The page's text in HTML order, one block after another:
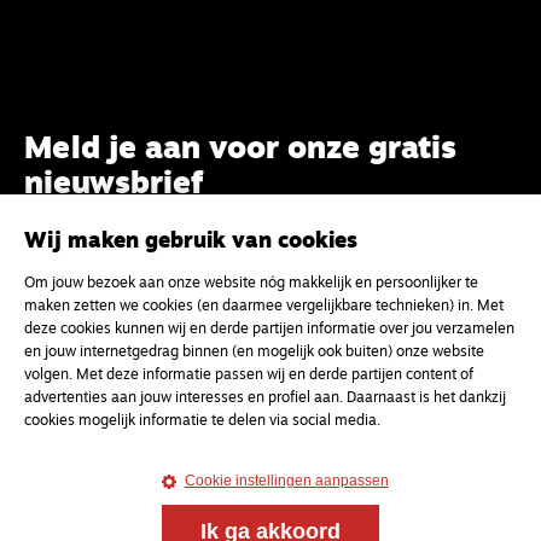
Meld je aan voor onze gratis
nieuwsbrief
uw e-mailadres
Wij maken gebruik van cookies
Om jouw bezoek aan onze website nóg makkelijk en persoonlijker te
maken zetten we cookies (en daarmee vergelijkbare technieken) in. Met
deze cookies kunnen wij en derde partijen informatie over jou verzamelen
en jouw internetgedrag binnen (en mogelijk ook buiten) onze website
volgen. Met deze informatie passen wij en derde partijen content of
advertenties aan jouw interesses en profiel aan. Daarnaast is het dankzij
cookies mogelijk informatie te delen via social media.
Cookie instellingen aanpassen
Ik ga akkoord